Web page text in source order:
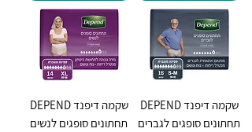
שקמה דיפנד DEPEND
תחתונים סופגים לגברים
שקמה דיפנד DEPEND
תחתונים סופגים לנשים